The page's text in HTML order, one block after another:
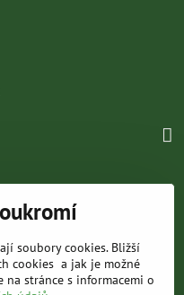
soubory cookies. Bližší
cookies a jak je možné
stránce s informacemi o